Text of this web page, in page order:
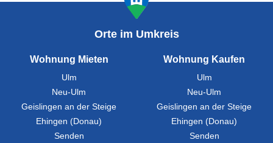
Orte im Umkreis
Wohnung Mieten
Ulm
Neu-Ulm
Geislingen an der Steige
Ehingen (Donau)
Senden
Wohnung Kaufen
Ulm
Neu-Ulm
Geislingen an der Steige
Ehingen (Donau)
Senden